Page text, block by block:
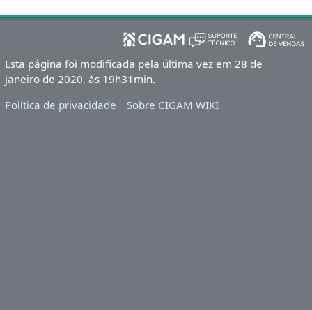
Esta página foi modificada pela última vez em 28 de
janeiro de 2020, às 19h31min.
Política de privacidade
Sobre CIGAM WIKI